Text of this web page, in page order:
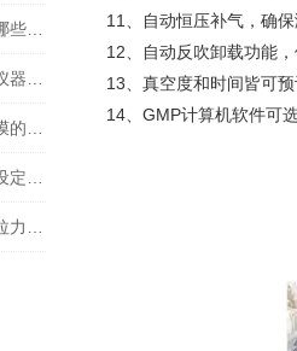
11、自动恒压补气，确
12、自动反吹卸载功能
13、真空度和时间皆可
14、GMP计算机软件可